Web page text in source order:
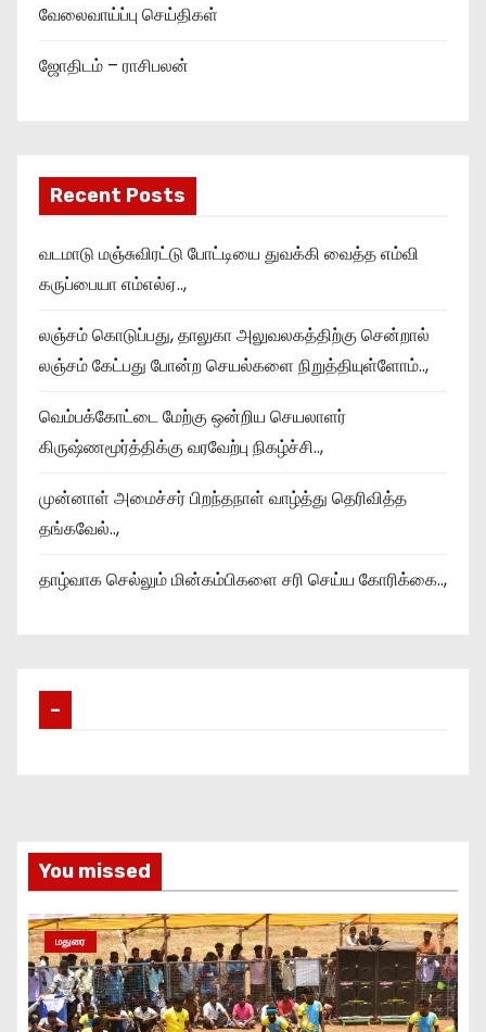
வேலைவாய்ப்பு செய்திகள்
ஜோதிடம் – ராசிபலன்
Recent Posts
வடமாடு மஞ்சுவிரட்டு போட்டியை துவக்கி வைத்த எம்வி
கருப்பையா எம்எல்ஏ..,
லஞ்சம் கொடுப்பது, தாலுகா அலுவலகத்திற்கு சென்றால்
லஞ்சம் கேட்பது போன்ற செயல்களை நிறுத்தியுள்ளோம்..,
வெம்பக்கோட்டை மேற்கு ஒன்றிய செயலாளர்
கிருஷ்ணமூர்த்திக்கு வரவேற்பு நிகழ்ச்சி..,
முன்னாள் அமைச்சர் பிறந்தநாள் வாழ்த்து தெரிவித்த
தங்கவேல்..,
தாழ்வாக செல்லும் மின்கம்பிகளை சரி செய்ய கோரிக்கை..,
–
You missed
மதுரை